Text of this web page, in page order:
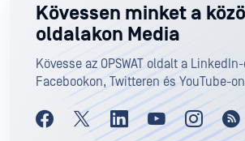
Kövessen minket a
oldalakon Media
Kövesse az OPSWAT oldalt a
Facebookon, Twitteren és YouTube-